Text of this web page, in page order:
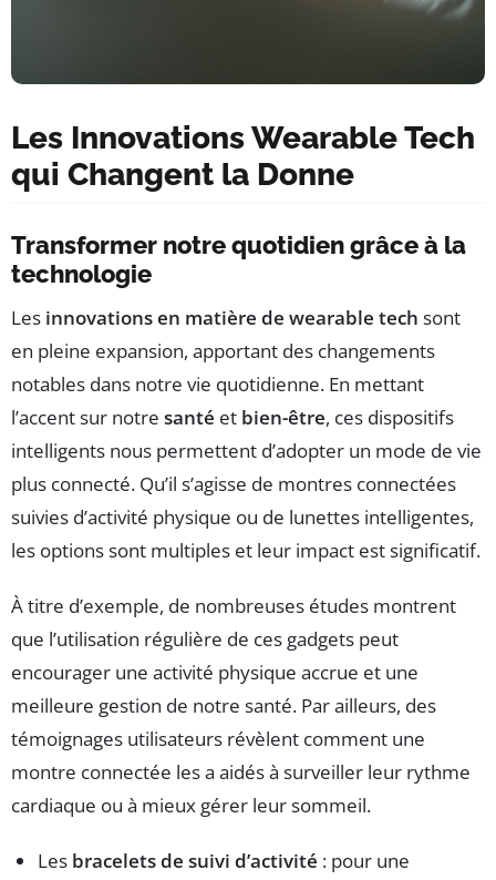
Les Innovations Wearable Tech
qui Changent la Donne
Transformer notre quotidien grâce à la
technologie
Les innovations en matière de wearable tech sont
en pleine expansion, apportant des changements
notables dans notre vie quotidienne. En mettant
l’accent sur notre santé et bien-être, ces dispositifs
intelligents nous permettent d’adopter un mode de vie
plus connecté. Qu’il s’agisse de montres connectées
suivies d’activité physique ou de lunettes intelligentes,
les options sont multiples et leur impact est significatif.
À titre d’exemple, de nombreuses études montrent
que l’utilisation régulière de ces gadgets peut
encourager une activité physique accrue et une
meilleure gestion de notre santé. Par ailleurs, des
témoignages utilisateurs révèlent comment une
montre connectée les a aidés à surveiller leur rythme
cardiaque ou à mieux gérer leur sommeil.
Les bracelets de suivi d’activité : pour une